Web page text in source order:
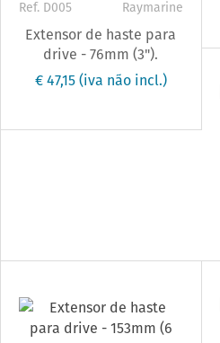
Ref. D005 Raymarine
Extensor de haste para
drive - 76mm (3").
€ 47,15(iva não incl.)